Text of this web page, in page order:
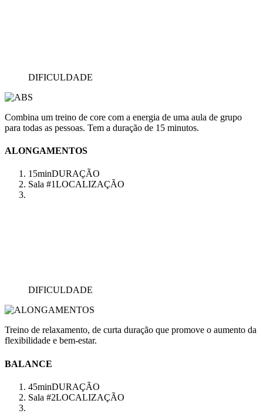
DIFICULDADE
Combina um treino de core com a energia de uma aula de grupo
para todas as pessoas. Tem a duração de 15 minutos.
ALONGAMENTOS
15minDURAÇÃO
Sala #1LOCALIZAÇÃO
DIFICULDADE
Treino de relaxamento, de curta duração que promove o aumento da
flexibilidade e bem-estar.
BALANCE
45minDURAÇÃO
Sala #2LOCALIZAÇÃO